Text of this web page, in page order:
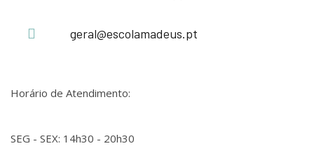
geral@escolamadeus.pt
Horário de Atendimento:
SEG - SEX: 14h30 - 20h30